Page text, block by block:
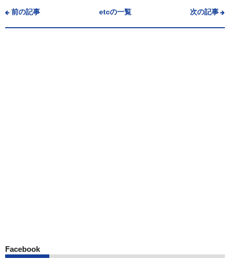
前の記事 etcの一覧 次の記事
Facebook